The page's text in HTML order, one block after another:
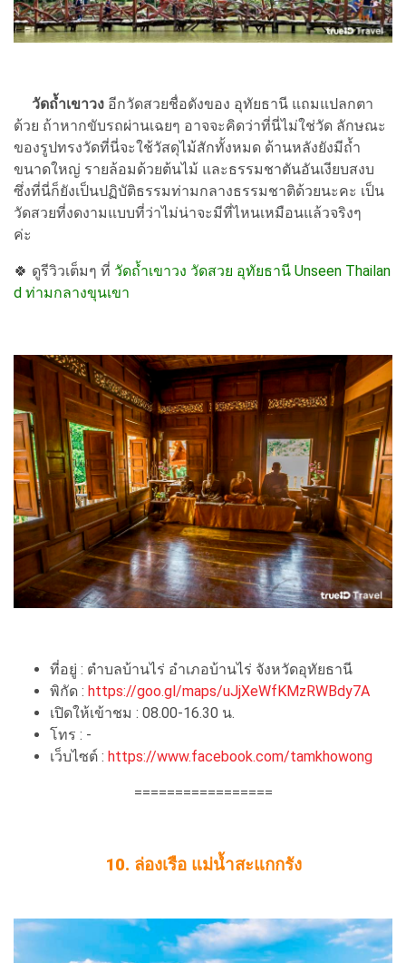
วัดถ้ำเขาวง อีกวัดสวยชื่อดังของ อุทัยธานี แถมแปลกตา
ด้วย ถ้าหากขับรถผ่านเฉยๆ อาจจะคิดว่าที่นี่ไม่ใช่วัด ลักษณะ
ของรูปทรงวัดที่นี่จะใช้วัสดุไม้สักทั้งหมด ด้านหลังยังมีถ้ำ
ขนาดใหญ่ รายล้อมด้วยต้นไม้ และธรรมชาตันอันเงียบสงบ
ซึ่งที่นี่ก็ยังเป็นปฏิบัติธรรมท่ามกลางธรรมชาติด้วยนะคะ เป็น
วัดสวยที่งดงามแบบที่ว่าไม่น่าจะมีที่ไหนเหมือนแล้วจริงๆ
ค่ะ
🍀 ดูรีวิวเต็มๆ ที่ วัดถ้ำเขาวง วัดสวย อุทัยธานี Unseen Thailan
d ท่ามกลางขุนเขา
ที่อยู่ : ตำบลบ้านไร่ อำเภอบ้านไร่ จังหวัดอุทัยธานี
พิกัด : https://goo.gl/maps/uJjXeWfKMzRWBdy7A
เปิดให้เข้าชม : 08.00-16.30 น.
โทร : -
เว็บไซต์ : https://www.facebook.com/tamkhowong
=================
10. ล่องเรือ แม่น้ำสะแกกรัง